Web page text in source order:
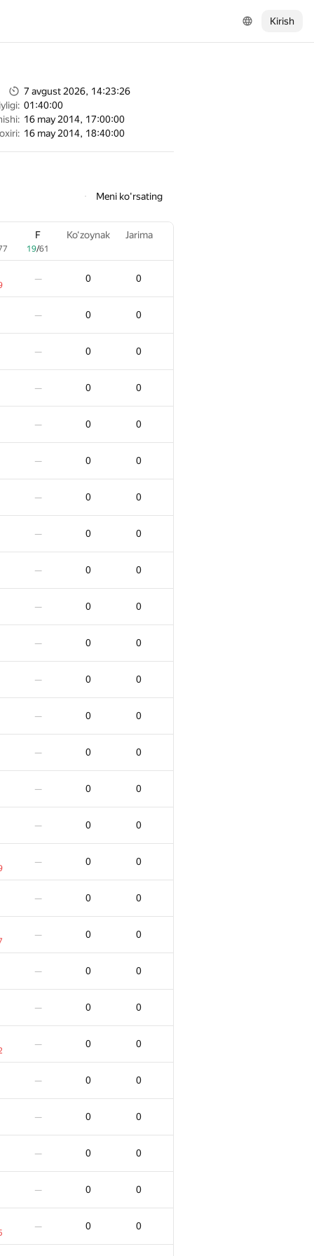
Kirish
7 avgust 2026, 14:23:26
01:40:00
16 may 2014, 17:00:00
oxiri: 16 may 2014, 18:40:00
Meni ko'rsating
F
19/61
Ko‘zoynak Jarima
— 0 0
— 0 0
— 0 0
— 0 0
— 0 0
— 0 0
— 0 0
— 0 0
— 0 0
— 0 0
— 0 0
— 0 0
— 0 0
— 0 0
— 0 0
— 0 0
— 0 0
— 0 0
— 0 0
— 0 0
— 0 0
— 0 0
— 0 0
— 0 0
— 0 0
— 0 0
— 0 0